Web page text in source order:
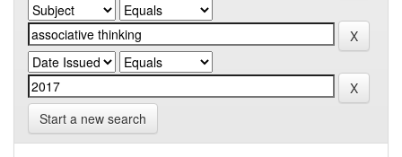
Start a new search